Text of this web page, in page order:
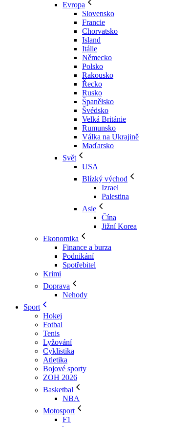
Evropa
Slovensko
Francie
Chorvatsko
Island
Itálie
Německo
Polsko
Rakousko
Řecko
Rusko
Španělsko
Švédsko
Velká Británie
Rumunsko
Válka na Ukrajině
Maďarsko
Svět
USA
Blízký východ
Izrael
Palestina
Asie
Čína
Jižní Korea
Ekonomika
Finance a burza
Podnikání
Spotřebitel
Krimi
Doprava
Nehody
Sport
Hokej
Fotbal
Tenis
Lyžování
Cyklistika
Atletika
Bojové sporty
ZOH 2026
Basketbal
NBA
Motosport
F1